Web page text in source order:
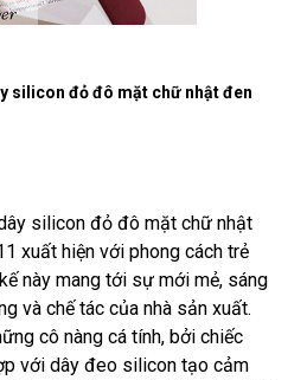
silicon đỏ đô mặt chữ nhật đen
silicon đỏ đô mặt chữ nhật
xuất hiện với phong cách trẻ
này mang tới sự mới mẻ, sáng
và chế tác của nhà sản xuất.
cô nàng cá tính, bởi chiếc
với dây đeo silicon tạo cảm